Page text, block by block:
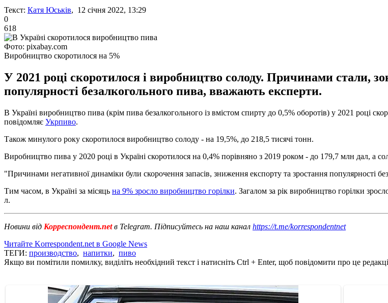
Текст: Катя Юськів, 12 січня 2022, 13:29
0
618
Фото: pixabay.com
Виробництво скоротилося на 5%
У 2021 році скоротилося і виробництво солоду. Причинами стали,
популярності безалкогольного пива, вважають експерти.
В Україні виробництво пива (крім пива безалкогольного із вмістом спирту до 0,5% оборотів) у 2021 році
повідомляє Укрпиво.
Також минулого року скоротилося виробництво солоду - на 19,5%, до 218,5 тисячі тонн.
Виробництво пива у 2020 році в Україні скоротилося на 0,4% порівняно з 2019 роком - до 179,7 млн ​​дал, а
"Причинами негативної динаміки були скорочення запасів, зниження експорту та зростання популярності
Тим часом, в Україні за місяць на 9% зросло виробництво горілки. Загалом за рік виробництво горілки
л.
Новини від Корреспондент.netв Telegram. Підписуйтесь на наш канал https://t.me/korrespondentnet
Читайте Korrespondent.net в Google News
ТЕГИ: производство, напитки, пиво
Якщо ви помітили помилку, виділіть необхідний текст і натисніть Ctrl + Enter, щоб повідомити про це